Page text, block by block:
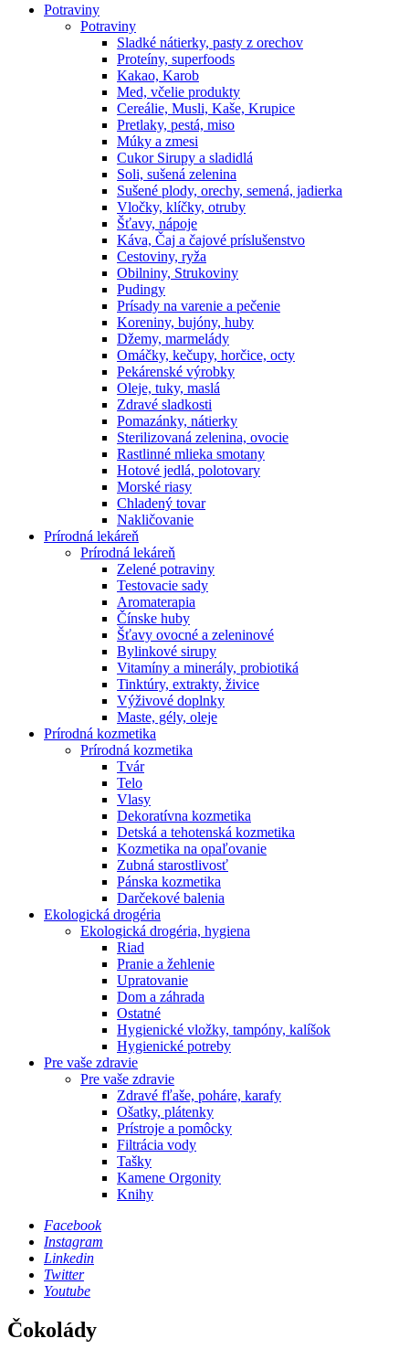
Potraviny
Potraviny
Sladké nátierky, pasty z orechov
Proteíny, superfoods
Kakao, Karob
Med, včelie produkty
Cereálie, Musli, Kaše, Krupice
Pretlaky, pestá, miso
Múky a zmesi
Cukor Sirupy a sladidlá
Soli, sušená zelenina
Sušené plody, orechy, semená, jadierka
Vločky, klíčky, otruby
Šťavy, nápoje
Káva, Čaj a čajové príslušenstvo
Cestoviny, ryža
Obilniny, Strukoviny
Pudingy
Prísady na varenie a pečenie
Koreniny, bujóny, huby
Džemy, marmelády
Omáčky, kečupy, horčice, octy
Pekárenské výrobky
Oleje, tuky, maslá
Zdravé sladkosti
Pomazánky, nátierky
Sterilizovaná zelenina, ovocie
Rastlinné mlieka smotany
Hotové jedlá, polotovary
Morské riasy
Chladený tovar
Nakličovanie
Prírodná lekáreň
Prírodná lekáreň
Zelené potraviny
Testovacie sady
Aromaterapia
Čínske huby
Šťavy ovocné a zeleninové
Bylinkové sirupy
Vitamíny a minerály, probiotiká
Tinktúry, extrakty, živice
Výživové doplnky
Maste, gély, oleje
Prírodná kozmetika
Prírodná kozmetika
Tvár
Telo
Vlasy
Dekoratívna kozmetika
Detská a tehotenská kozmetika
Kozmetika na opaľovanie
Zubná starostlivosť
Pánska kozmetika
Darčekové balenia
Ekologická drogéria
Ekologická drogéria, hygiena
Riad
Pranie a žehlenie
Upratovanie
Dom a záhrada
Ostatné
Hygienické vložky, tampóny, kalíšok
Hygienické potreby
Pre vaše zdravie
Pre vaše zdravie
Zdravé fľaše, poháre, karafy
Ošatky, plátenky
Prístroje a pomôcky
Filtrácia vody
Tašky
Kamene Orgonity
Knihy
Facebook
Instagram
Linkedin
Twitter
Youtube
Čokolády